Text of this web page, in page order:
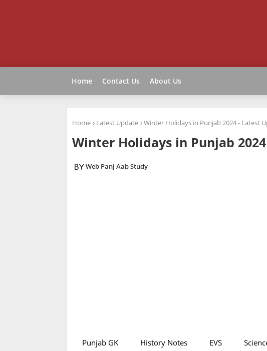
Home Contact Us About Us
Home Latest Update Winter Holidays in Punjab 2024 - Latest
Winter Holidays in Punjab
Web Panj Aab Study
Punjab GK History Notes EVS